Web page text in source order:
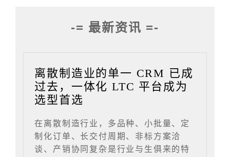
-= 最新资讯 =-
离散制造业的单一 CRM 已成
过去，一体化 LTC 平台成为
选型首选
在离散制造行业，多品种、小批量、定
制化订单、长交付周期、非标方案洽
谈、产销协同复杂是行业与生俱来的特